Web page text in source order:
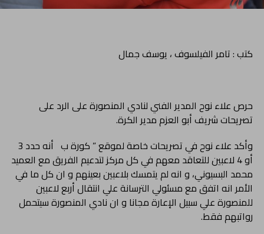
كتب : تامر الفيلسوف ، يوسف جمال
حرص علاء نوح المدير الفني لنادي المنصورة على الرد على
تصريحات شريف أبو العزم مدير الكرة.
وأكد علاء نوح في تصريحات خاصة لموقع ” كورة ب أنه حدد 3
أو 4 لاعبين للتعاقد معهم في كل مركز لتدعيم الفريق مع العميد
محمد البسيوني، و انه لم يتمسك بلاعبين بعينهم و ان كل ما في
الأمر انه اتفق مع مسئولي الترسانة علي انتقال أربع لاعبين
للمنصورة علي سبيل الإعارة مجانا و ان نادي المنصورة سيتحمل
رواتبهم فقط.